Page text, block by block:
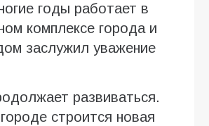
годы работает в
комплексе города и
заслужил уважение
развиваться.
строится новая